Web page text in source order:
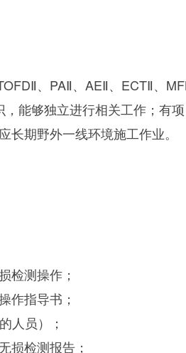
、PAⅡ、AEⅡ、ECTⅡ、
能够独立进行相关工作；有
期野外一线环境施工作业。
检测操作；
作指导书；
人员）；
损检测报告；